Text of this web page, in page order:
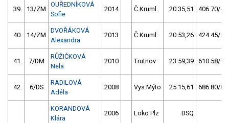
39. 13/ZM
OUŘEDNÍKOVÁ
Sofie
2014 Č.Kruml. 20:35,51 406.70/
40. 14/ZM
DVOŘÁKOVÁ
Alexandra
2013 Č.Kruml. 20:53,26 424.45/
41. 7/DM
RŮŽIČKOVÁ
Nela
2010 Trutnov 23:59,39 610.58/
42. 6/DS
RADILOVÁ
Adéla
2008 Vys.Mýto 25:15,61 686.80/
KORANDOVÁ
Klára
2006 Loko Plz DSQ